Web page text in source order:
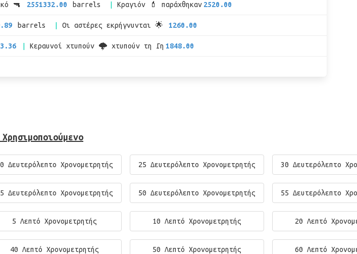
🔫 2551332.00 barrels Κραγιόν 💄 παράχθηκαν 2520.00
barrels Οι αστέρες εκρήγνυνται 🌟 1260.00
3.36 Κεραυνοί χτυπούν 🌩 χτυπούν τη Γη 1848.00
Δευτερόλεπτο Χρονομετρητής 25 Δευτερόλεπτο Χρονομετρητής 30 Δευτερόλεπτο
Δευτερόλεπτο Χρονομετρητής 50 Δευτερόλεπτο Χρονομετρητής 55 Δευτερόλεπτο
5 Λεπτό Χρονομετρητής 10 Λεπτό Χρονομετρητής 20 Λεπτό
40 Λεπτό Χρονομετρητής 50 Λεπτό Χρονομετρητής 60 Λεπτό